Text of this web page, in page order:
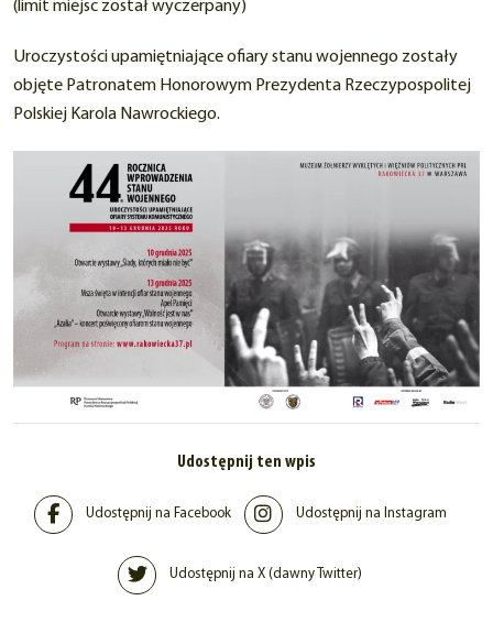
(limit miejsc został wyczerpany)
Uroczystości upamiętniające ofiary stanu wojennego zostały
objęte Patronatem Honorowym Prezydenta Rzeczypospolitej
Polskiej Karola Nawrockiego.
Udostępnij ten wpis
Udostępnij na Facebook Udostępnij na Instagram
Udostępnij na X (dawny Twitter)